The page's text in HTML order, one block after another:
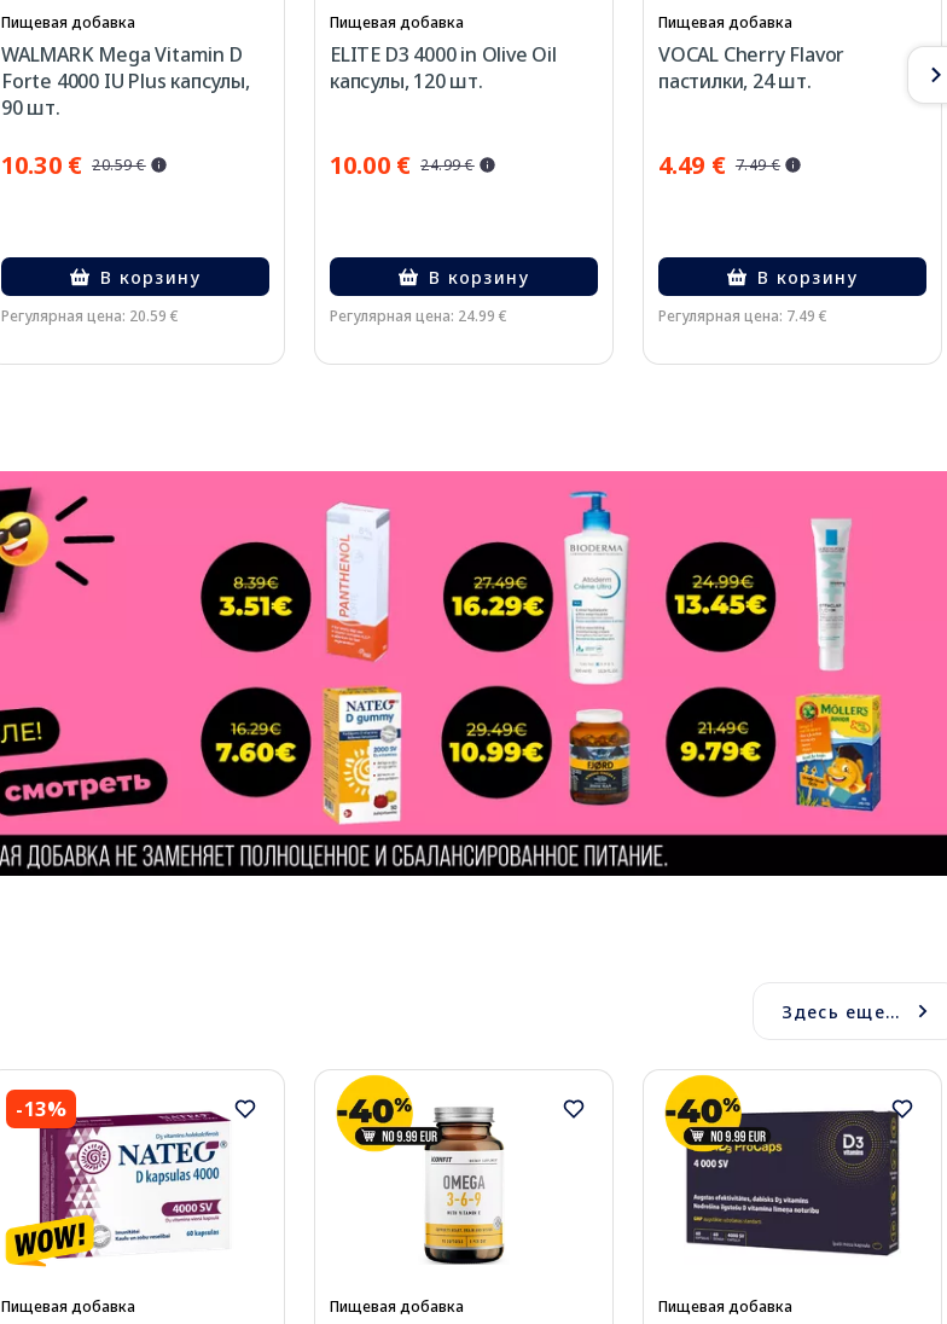
Пищевая добавка
WALMARK Mega Vitamin D
Forte 4000 IU Plus капсулы,
90 шт.
10.30 € 20.59 €
В корзину
Регулярная цена: 20.59 €
Пищевая добавка
ELITE D3 4000 in Olive Oil
капсулы, 120 шт.
10.00 € 24.99 €
В корзину
Регулярная цена: 24.99 €
Пищевая добавка
VOCAL Cherry Flavor
пастилки, 24 шт.
4.49 € 7.49 €
В корзину
Регулярная цена: 7.49 €
Здесь еще...
-13%
Пищевая добавка Пищевая добавка Пищевая добавка